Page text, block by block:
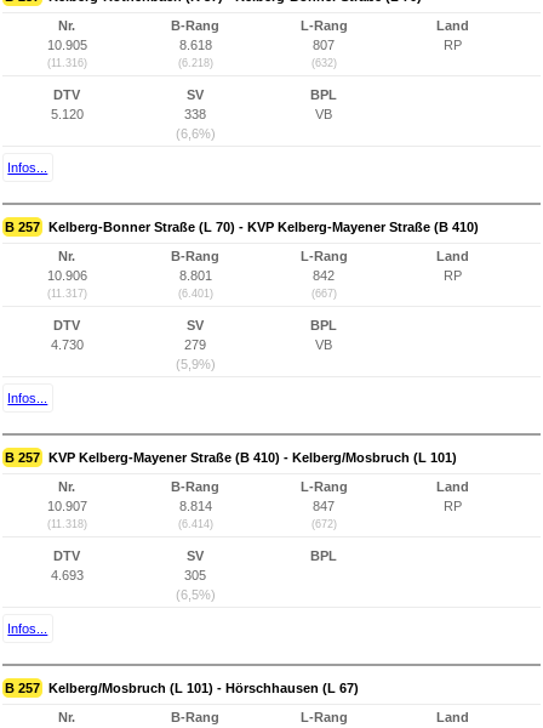
Nr.
10.905
(11.316)
B-Rang
8.618
(6.218)
L-Rang
807
(632)
Land
RP
DTV
5.120
SV
338
(6,6%)
BPL
VB
Infos...
B 257 Kelberg-Bonner Straße (L 70) - KVP Kelberg-Mayener Straße (B 410)
Nr.
10.906
(11.317)
B-Rang
8.801
(6.401)
L-Rang
842
(667)
Land
RP
DTV
4.730
SV
279
(5,9%)
BPL
VB
Infos...
B 257 KVP Kelberg-Mayener Straße (B 410) - Kelberg/Mosbruch (L 101)
Nr.
10.907
(11.318)
B-Rang
8.814
(6.414)
L-Rang
847
(672)
Land
RP
DTV
4.693
SV
305
(6,5%)
BPL
Infos...
B 257 Kelberg/Mosbruch (L 101) - Hörschhausen (L 67)
Nr.
B-Rang
L-Rang
Land